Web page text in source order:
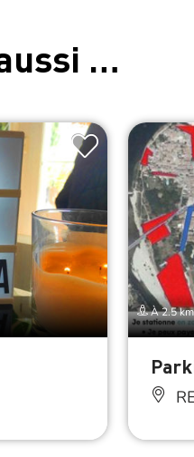
…
À 2.5